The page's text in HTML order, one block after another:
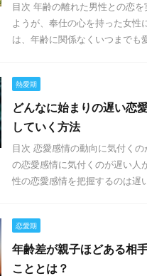
目次 年齢の離れた男性との恋
ようが、奉仕の心を持った女性
は、年齢に関係なくいつまでも
熱愛期
どんなに始まりの遅い恋
していく方法
目次 恋愛感情の動向に気付く
の恋愛感情に気付くのが遅い人
性の恋愛感情を把握するのは遅
恋愛期
年齢差が親子ほどある相
こととは？